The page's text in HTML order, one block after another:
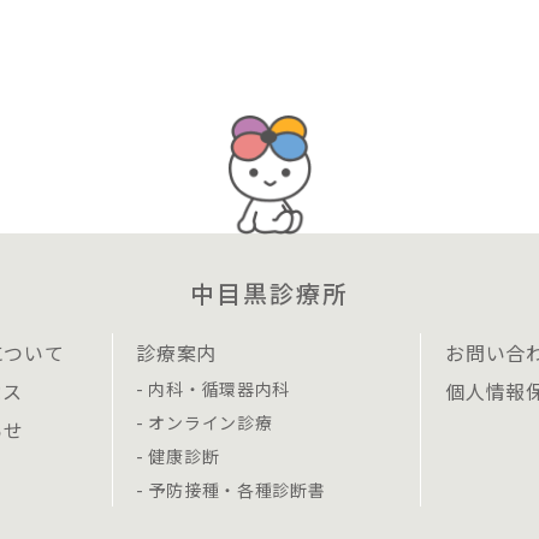
中目黒診療所
いて
診療案内
内科・循環器内科
オンライン診療
健康診断
予防接種・各種診断書
お問い合
個人情報